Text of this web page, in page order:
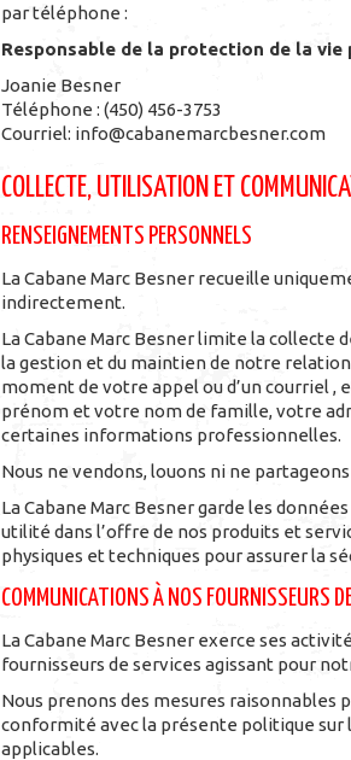
par téléphone :
Responsable de la protection de la vie
Joanie Besner
Téléphone : (450) 456-3753
Courriel: info@cabanemarcbesner.com
COLLECTE, UTILISATION ET
RENSEIGNEMENTS PERSONNELS
La Cabane Marc Besner recueille
indirectement.
La Cabane Marc Besner limite la collecte
la gestion et du maintien de notre
moment de votre appel ou d’un courriel
prénom et votre nom de famille, votre
certaines informations professionnelles.
Nous ne vendons, louons ni ne
La Cabane Marc Besner garde les
utilité dans l’offre de nos produits et
physiques et techniques pour assurer la
COMMUNICATIONS À NOS FOURNISSEURS
La Cabane Marc Besner exerce ses
fournisseurs de services agissant pour
Nous prenons des mesures raisonnables
conformité avec la présente politique sur
applicables.